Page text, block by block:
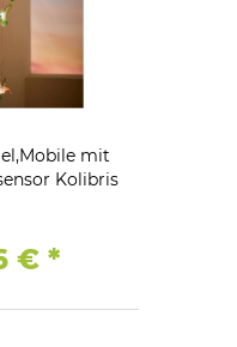
mit
Kolibris
€ *